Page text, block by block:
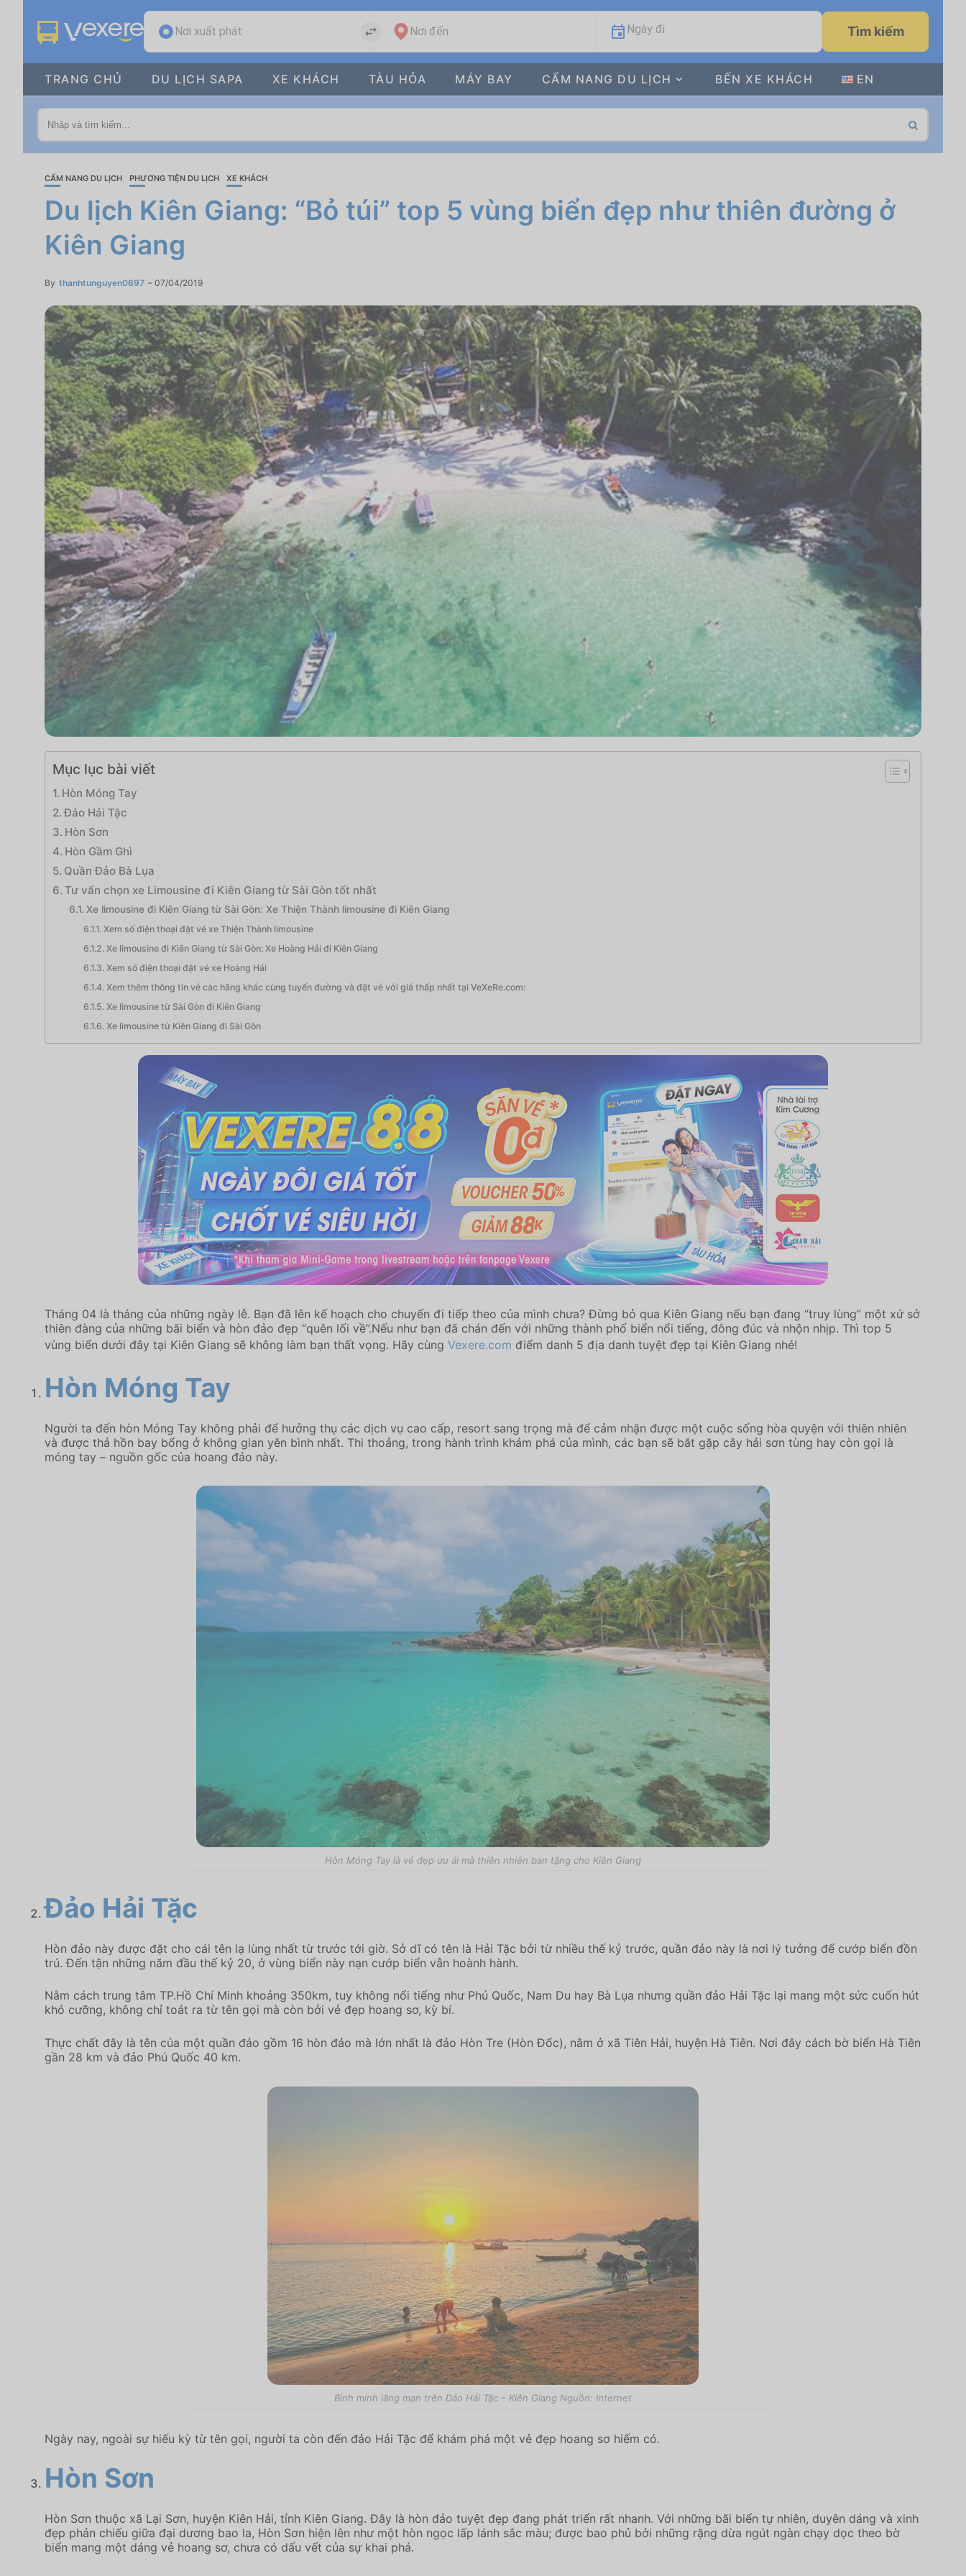
Nơi xuất phát Nơi đến Ngày đi Tìm kiếm
TRANG CHỦ DU LỊCH SAPA XE KHÁCH TÀU HỎA MÁY BAY CẨM NANG DU LỊCH BẾN XE KHÁCH EN
CẨM NANG DU LỊCH PHƯƠNG TIỆN DU LỊCH XE KHÁCH
Du lịch Kiên Giang: “Bỏ túi” top 5 vùng biển đẹp như thiên đường ở
Kiên Giang
By thanhtunguyen0697 07/04/2019
Mục lục bài viết
Hòn Móng Tay
Đảo Hải Tặc
Hòn Sơn
Hòn Gầm Ghì
Quần Đảo Bà Lụa
Tư vấn chọn xe Limousine đi Kiên Giang từ Sài Gòn tốt nhất
Xe limousine đi Kiên Giang từ Sài Gòn: Xe Thiện Thành limousine đi Kiên Giang
Xem số điện thoại đặt vé xe Thiện Thành limousine
Xe limousine đi Kiên Giang từ Sài Gòn: Xe Hoàng Hải đi Kiên Giang
Xem số điện thoại đặt vé xe Hoàng Hải
Xem thêm thông tin vé các hãng khác cùng tuyến đường và đặt vé với giá thấp nhất tại VeXeRe.com:
Xe limousine từ Sài Gòn đi Kiên Giang
Xe limousine từ Kiên Giang đi Sài Gòn
Tháng 04 là tháng của những ngày lễ. Bạn đã lên kế hoạch cho chuyến đi tiếp theo của mình chưa? Đừng bỏ qua Kiên Giang nếu bạn đang “truy lùng” một xứ sở
thiên đàng của những bãi biển và hòn đảo đẹp “quên lối về”.Nếu như bạn đã chán đến với những thành phố biển nổi tiếng, đông đúc và nhộn nhịp. Thì top 5
vùng biển dưới đây tại Kiên Giang sẽ không làm bạn thất vọng. Hãy cùng Vexere.com điểm danh 5 địa danh tuyệt đẹp tại Kiên Giang nhé!
Hòn Móng Tay
Người ta đến hòn Móng Tay không phải để hưởng thụ các dịch vụ cao cấp, resort sang trọng mà để cảm nhận được một cuộc sống hòa quyện với thiên nhiên
và được thả hồn bay bổng ở không gian yên bình nhất. Thi thoảng, trong hành trình khám phá của mình, các bạn sẽ bắt gặp cây hải sơn tùng hay còn gọi là
móng tay – nguồn gốc của hoang đảo này.
Hòn Móng Tay là vẻ đẹp ưu ái mà thiên nhiên ban tặng cho Kiên Giang
Đảo Hải Tặc
Hòn đảo này được đặt cho cái tên lạ lùng nhất từ trước tới giờ. Sở dĩ có tên là Hải Tặc bởi từ nhiều thế kỷ trước, quần đảo này là nơi lý tưởng để cướp biển đồn
trú. Đến tận những năm đầu thế kỷ 20, ở vùng biển này nạn cướp biển vẫn hoành hành.
Nằm cách trung tâm TP.Hồ Chí Minh khoảng 350km, tuy không nổi tiếng như Phú Quốc, Nam Du hay Bà Lụa nhưng quần đảo Hải Tặc lại mang một sức cuốn hút
khó cưỡng, không chỉ toát ra từ tên gọi mà còn bởi vẻ đẹp hoang sơ, kỳ bí.
Thực chất đây là tên của một quần đảo gồm 16 hòn đảo mà lớn nhất là đảo Hòn Tre (Hòn Đốc), nằm ở xã Tiên Hải, huyện Hà Tiên. Nơi đây cách bờ biển Hà Tiên
gần 28 km và đảo Phú Quốc 40 km.
Bình minh lãng mạn trên Đảo Hải Tặc – Kiên Giang Nguồn: Internet
Ngày nay, ngoài sự hiếu kỳ từ tên gọi, người ta còn đến đảo Hải Tặc để khám phá một vẻ đẹp hoang sơ hiếm có.
Hòn Sơn
Hòn Sơn thuộc xã Lại Sơn, huyện Kiên Hải, tỉnh Kiên Giang. Đây là hòn đảo tuyệt đẹp đang phát triển rất nhanh. Với những bãi biển tự nhiên, duyên dáng và xinh
đẹp phản chiếu giữa đại dương bao la, Hòn Sơn hiện lên như một hòn ngọc lấp lánh sắc màu; được bao phủ bởi những rặng dừa ngút ngàn chạy dọc theo bờ
biển mang một dáng vẻ hoang sơ, chưa có dấu vết của sự khai phá.